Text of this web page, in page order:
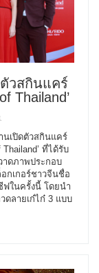
วสกินแคร์
Thailand’
นเปิดตัวสกินแคร์
ที่ได้รับ
ดภาพประกอบ
อกเกอร์ชาวจีนชื่อ
ฟในครั้งนี้ โดยนำ
ดลายเก๋ไก๋ 3 แบบ